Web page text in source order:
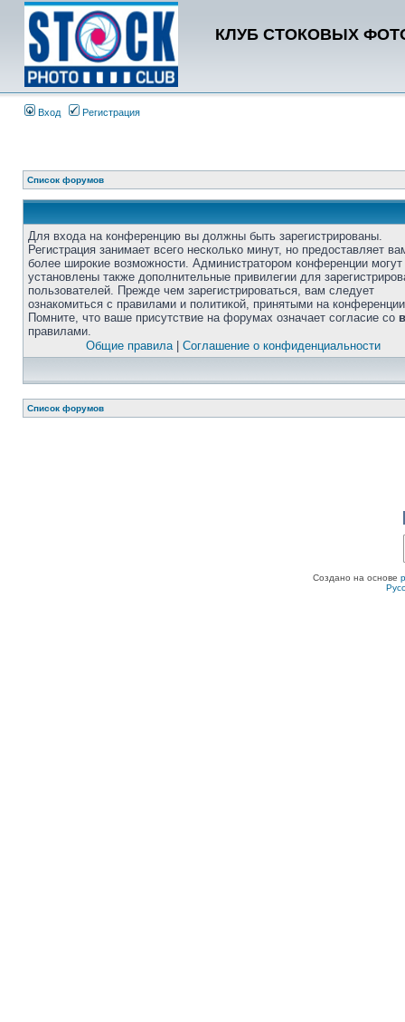
КЛУБ СТОКОВЫХ
Вход Регистрация
Список форумов
Для входа на конференцию вы должны быть зарегистрированы.
Регистрация занимает всего несколько минут, но предоставляет
более широкие возможности. Администратором конференции
установлены также дополнительные привилегии для
пользователей. Прежде чем зарегистрироваться, вам следует
ознакомиться с правилами и политикой, принятыми на
Помните, что ваше присутствие на форумах означает согласие со
правилами.
Общие правила| Соглашение о конфиденциальности
Список форумов
Создано на основе